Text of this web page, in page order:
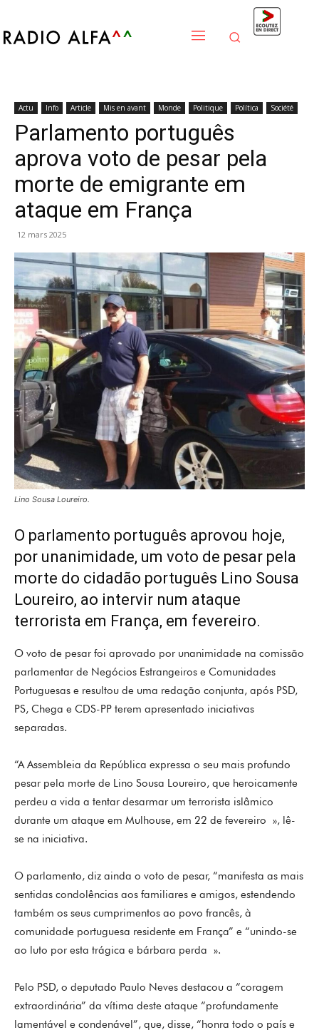
Actu Info Article Mis en avant Monde Politique Política Société
Parlamento português
aprova voto de pesar pela
morte de emigrante em
ataque em França
12 mars 2025
Lino Sousa Loureiro.
O parlamento português aprovou hoje,
por unanimidade, um voto de pesar pela
morte do cidadão português Lino Sousa
Loureiro, ao intervir num ataque
terrorista em França, em fevereiro.
O voto de pesar foi aprovado por unanimidade na comissão
parlamentar de Negócios Estrangeiros e Comunidades
Portuguesas e resultou de uma redação conjunta, após PSD,
PS, Chega e CDS-PP terem apresentado iniciativas
separadas.
“A Assembleia da República expressa o seu mais profundo
pesar pela morte de Lino Sousa Loureiro, que heroicamente
perdeu a vida a tentar desarmar um terrorista islâmico
durante um ataque em Mulhouse, em 22 de fevereiro », lê-
se na iniciativa.
O parlamento, diz ainda o voto de pesar, “manifesta as mais
sentidas condolências aos familiares e amigos, estendendo
também os seus cumprimentos ao povo francês, à
comunidade portuguesa residente em França” e “unindo-se
ao luto por esta trágica e bárbara perda ».
Pelo PSD, o deputado Paulo Neves destacou a “coragem
extraordinária” da vítima deste ataque “profundamente
lamentável e condenável”, que, disse, “honra todo o país e